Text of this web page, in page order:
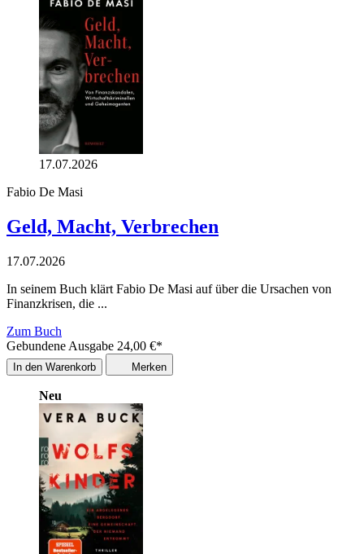
17.07.2026
Fabio De Masi
Geld, Macht, Verbrechen
17.07.2026
In seinem Buch klärt Fabio De Masi auf über die Ursachen von
Finanzkrisen, die ...
Zum Buch
Gebundene Ausgabe 24,00 €*
In den Warenkorb Merken
Neu